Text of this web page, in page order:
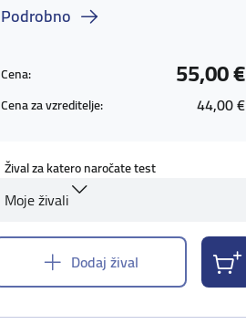
Podrobno
Cena: 55,00 €
Cena za vzreditelje: 44,00 €
Žival za katero naročate test
Moje živali
Dodaj žival